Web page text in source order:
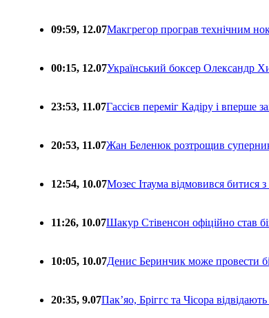
09:59, 12.07Макгрегор програв технічним
00:15, 12.07Український боксер Олександр
23:53, 11.07Гассієв переміг Кадіру і вперше
20:53, 11.07Жан Беленюк розтрощив
12:54, 10.07Мозес Ітаума відмовився битися
11:26, 10.07Шакур Стівенсон офіційно став
10:05, 10.07Денис Беринчик може провести
20:35, 9.07Пакʼяо, Бріггс та Чісора